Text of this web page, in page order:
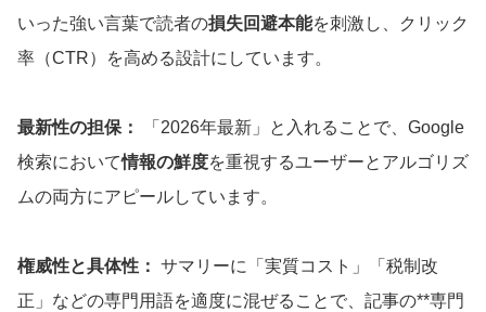
いった強い言葉で読者の損失回避本能を刺激し、クリック
率（CTR）を高める設計にしています。
最新性の担保：
「2026年最新」と入れることで、Google
検索において情報の鮮度を重視するユーザーとアルゴリズ
ムの両方にアピールしています。
権威性と具体性： サマリーに「実質コスト」「税制改
正」などの専門用語を適度に混ぜることで、記事の**専門